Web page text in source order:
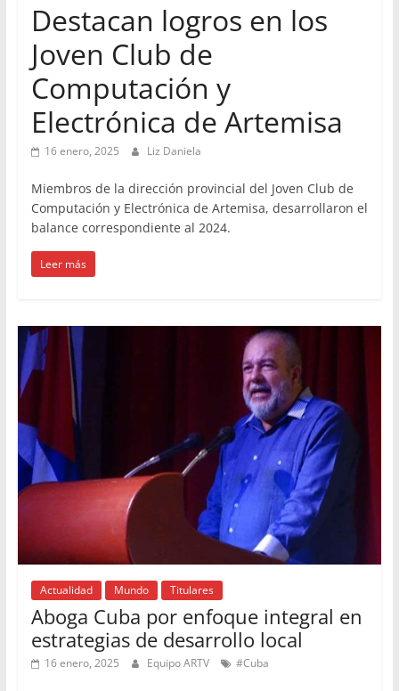
Destacan logros en los
Joven Club de
Computación y
Electrónica de Artemisa
16 enero, 2025 Liz Daniela
Miembros de la dirección provincial del Joven Club de
Computación y Electrónica de Artemisa, desarrollaron el
balance correspondiente al 2024.
Leer más
Actualidad Mundo Titulares
Aboga Cuba por enfoque integral en
estrategias de desarrollo local
16 enero, 2025 Equipo ARTV #Cuba